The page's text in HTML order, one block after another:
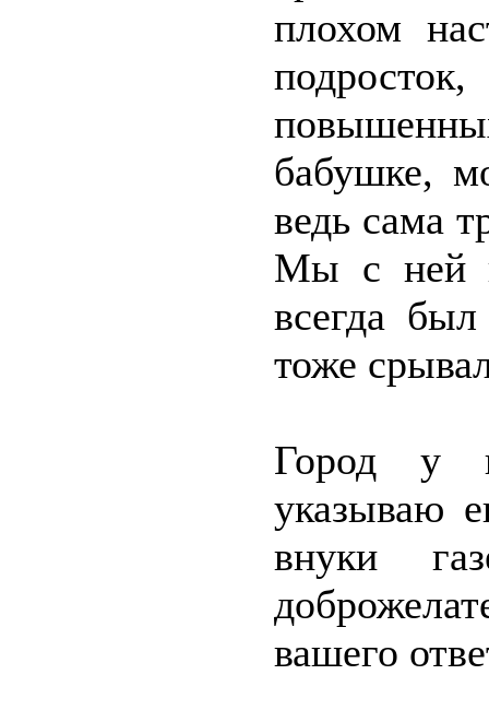
плохом
бабушке,
ведь сама
Мы с ней
всегда
тоже
Город у
указываю
внуки
вашего